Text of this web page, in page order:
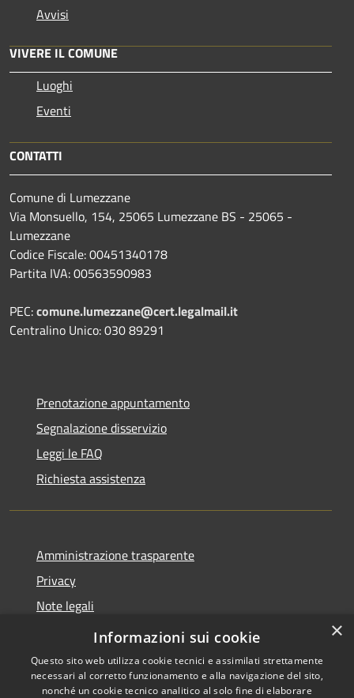
Avvisi
VIVERE IL COMUNE
Luoghi
Eventi
CONTATTI
Comune di Lumezzane
Via Monsuello, 154, 25065 Lumezzane BS - 25065 -
Lumezzane
Codice Fiscale: 00451340178
Partita IVA: 00563590983
PEC:comune.lumezzane@cert.legalmail.it
Centralino Unico: 030 89291
Prenotazione appuntamento
Segnalazione disservizio
Leggi le FAQ
Richiesta assistenza
Amministrazione trasparente
Privacy
Note legali
Dichiarazione di accessibilità
×
Informazioni sui cookie
Questo sito web utilizza cookie tecnici e assimilati strettamente
necessari al corretto funzionamento e alla navigazione del sito,
nonché un cookie tecnico analitico al solo fine di elaborare